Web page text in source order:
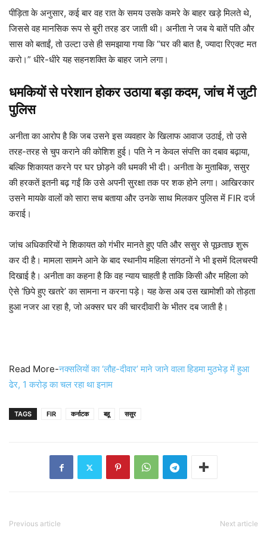
पीड़िता के अनुसार, कई बार वह रात के समय उसके कमरे के बाहर खड़े मिलते थे,
जिससे वह मानसिक रूप से बुरी तरह डर जाती थी। अनीता ने जब ये बातें पति और
सास को बताईं, तो उल्टा उसे ही समझाया गया कि “घर की बात है, ज्यादा रिएक्ट मत
करो।” धीरे-धीरे यह सहनशक्ति के बाहर जाने लगा।
धमकियों से परेशान होकर उठाया बड़ा कदम, जांच में जुटी
पुलिस
अनीता का आरोप है कि जब उसने इस व्यवहार के खिलाफ आवाज उठाई, तो उसे
तरह-तरह से चुप कराने की कोशिश हुई। पति ने न केवल संपत्ति का दबाव बढ़ाया,
बल्कि शिकायत करने पर घर छोड़ने की धमकी भी दी। अनीता के मुताबिक, ससुर
की हरकतें इतनी बढ़ गईं कि उसे अपनी सुरक्षा तक पर शक होने लगा। आखिरकार
उसने मायके वालों को सारा सच बताया और उनके साथ मिलकर पुलिस में FIR दर्ज
कराई।
जांच अधिकारियों ने शिकायत को गंभीर मानते हुए पति और ससुर से पूछताछ शुरू
कर दी है। मामला सामने आने के बाद स्थानीय महिला संगठनों ने भी इसमें दिलचस्पी
दिखाई है। अनीता का कहना है कि वह न्याय चाहती है ताकि किसी और महिला को
ऐसे ‘छिपे हुए खतरे’ का सामना न करना पड़े। यह केस अब उस खामोशी को तोड़ता
हुआ नजर आ रहा है, जो अक्सर घर की चारदीवारी के भीतर दब जाती है।
Read More-नक्सलियों का ‘लौह-दीवार’ माने जाने वाला हिडमा मुठभेड़ में हुआ
ढेर, 1 करोड़ का चल रहा था इनाम
TAGS FIR कर्नाटक बहू ससुर
Previous article Next article